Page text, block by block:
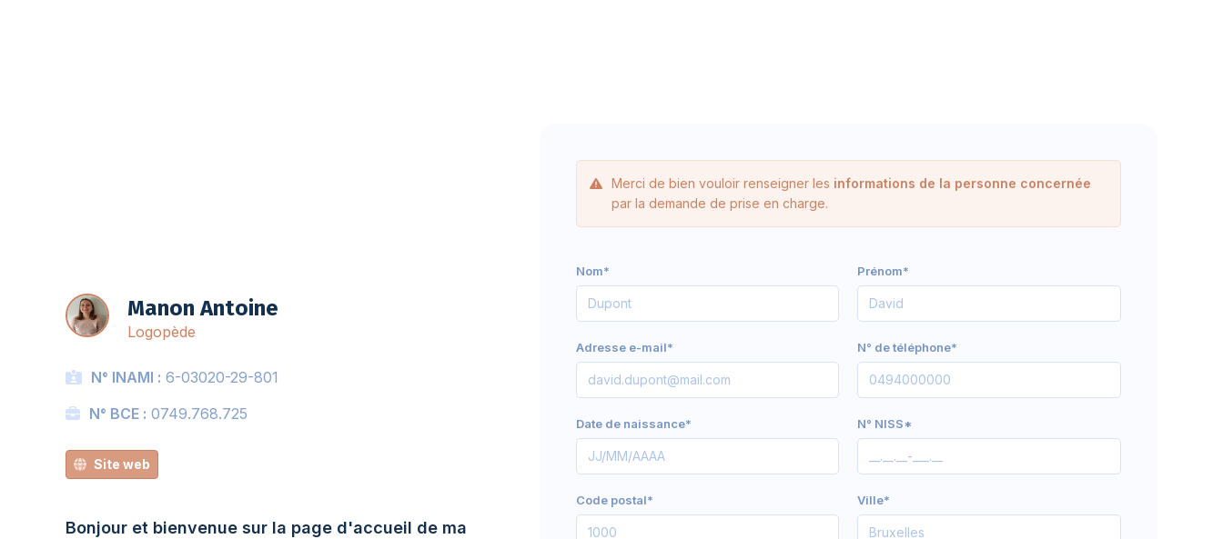
Manon Antoine
Logopède
N° INAMI : 6-03020-29-801
N° BCE : 0749.768.725
Site web
Bonjour et bienvenue sur la page d'accueil de ma
Merci de bien vouloir renseigner les informations de la personne concernée
par la demande de prise en charge.
Nom* Prénom*
Adresse e-mail* N° de téléphone*
Date de naissance* N° NISS*
Code postal* Ville*